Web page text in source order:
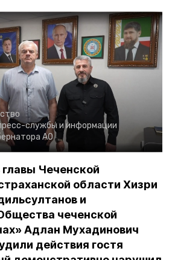
службы и информации
АО
Чеченской
области Хизри
и
чеченской
Адлан Мухадинович
действия гостя